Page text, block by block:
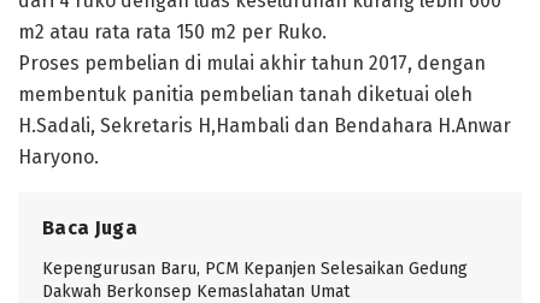
m2 atau rata rata 150 m2 per Ruko.
Proses pembelian di mulai akhir tahun 2017, dengan
membentuk panitia pembelian tanah diketuai oleh
H.Sadali, Sekretaris H,Hambali dan Bendahara H.Anwar
Haryono.
Baca Juga
Kepengurusan Baru, PCM Kepanjen Selesaikan Gedung
Dakwah Berkonsep Kemaslahatan Umat